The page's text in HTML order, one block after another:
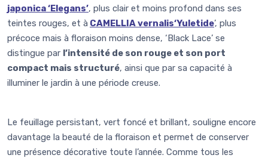
japonica ‘Elegans’, plus clair et moins profond dans ses
teintes rouges, et à CAMELLIA vernalis‘Yuletide’, plus
précoce mais à floraison moins dense, ‘Black Lace’ se
distingue par l’intensité de son rouge et son port
compact mais structuré, ainsi que par sa capacité à
illuminer le jardin à une période creuse.
Le feuillage persistant, vert foncé et brillant, souligne encore
davantage la beauté de la floraison et permet de conserver
une présence décorative toute l’année. Comme tous les